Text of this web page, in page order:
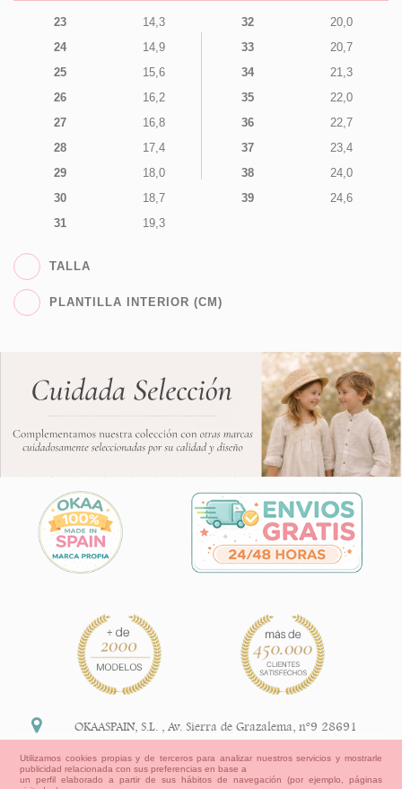
23
14,3
24
14,9
25
15,6
26
16,2
27
16,8
28
17,4
29
18,0
30
18,7
31
19,3
32
20,0
33
20,7
34
21,3
35
22,0
36
22,7
37
23,4
38
24,0
39
24,6
TALLA
PLANTILLA INTERIOR (CM)
OKAASPAIN, S.L. ,Av. Sierra de Grazalema, nº9 28691
+34 91 113 89 09
Utilizamos cookies propias y de terceros para analizar nuestros servicios y mostrarle
publicidad relacionada con sus preferencias en base a
un perfil elaborado a partir de sus hábitos de navegación (por ejemplo, páginas